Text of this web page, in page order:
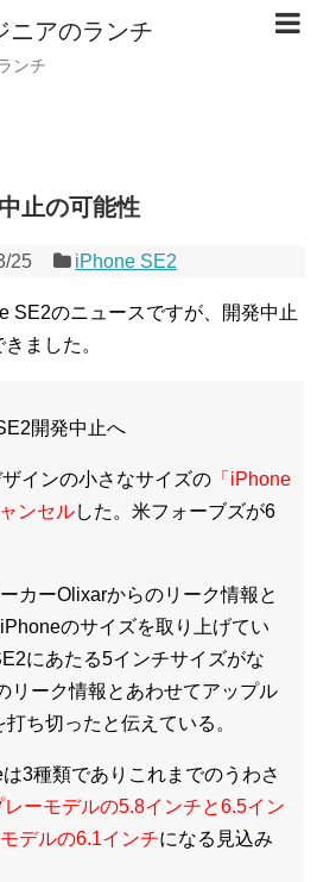
ニアのランチ
ンチ
止の可能性
25 iPhone SE2
SE2のニュースですが、開発中止
ました。
開発中止へ
インの小さなサイズの 「iPhone
ンセルした。米フォーブズが6
カーOlixarからのリーク情報と
のサイズを取り上げてい
にあたる5インチサイズがな
リーク情報とあわせてアップル
ち切ったと伝えている。
3種類でありこれまでのうわさ
ーモデルの5.8インチと6.5イン
デルの6.1インチになる見込み